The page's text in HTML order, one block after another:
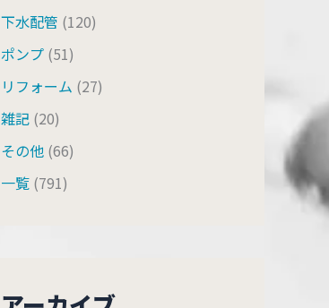
下水配管 (120)
ポンプ (51)
リフォーム (27)
雑記 (20)
その他 (66)
一覧 (791)